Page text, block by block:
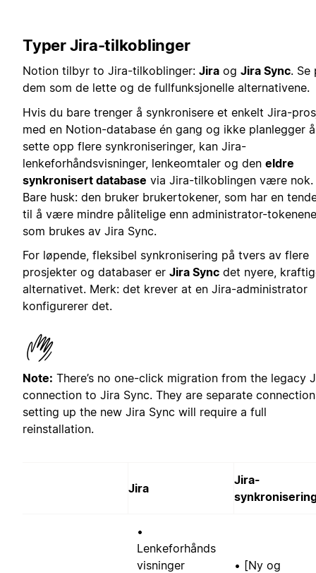
Typer Jira-tilkoblinger
Notion tilbyr to Jira-tilkoblinger: Jira og Jira Sync. Se
dem som de lette og de fullfunksjonelle alternativene.
Hvis du bare trenger å synkronisere et enkelt Jira-
med en Notion-database én gang og ikke planlegger å
sette opp flere synkroniseringer, kan Jira-
lenkeforhåndsvisninger, lenkeomtaler og den eldre
synkronisert database via Jira-tilkoblingen være nok.
Bare husk: den bruker brukertokener, som har en
til å være mindre pålitelige enn administrator-tokenene
som brukes av Jira Sync.
For løpende, fleksibel synkronisering på tvers av flere
prosjekter og databaser er Jira Sync det nyere,
alternativet. Merk: det krever at en Jira-administrator
konfigurerer det.
Note: There’s no one-click migration from the legacy
connection to Jira Sync. They are separate
setting up the new Jira Sync will require a full
reinstallation.
Jira
Jira-
•
Lenkeforhånds
visninger
• [Ny og